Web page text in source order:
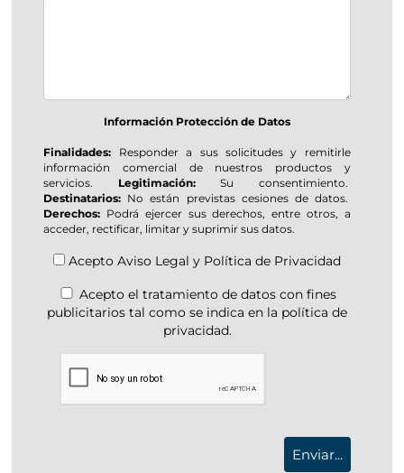
Información Protección de Datos
Finalidades: Responder a sus solicitudes y remitirle
información comercial de nuestros productos y
servicios. Legitimación:Su consentimiento.
Destinatarios: No están previstas cesiones de datos.
Derechos: Podrá ejercer sus derechos, entre otros, a
acceder, rectificar, limitar y suprimir sus datos.
AceptoAviso Legal y Política de Privacidad
Acepto el tratamiento de datos con fines
publicitarios tal como se indica en la política de
privacidad.